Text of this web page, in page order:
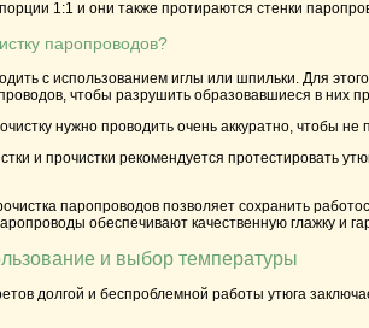
1:1 и они также протираются стенки
паропроводов?
с использованием иглы или шпильки. Для
чтобы разрушить образовавшиеся в них
нужно проводить очень аккуратно, чтобы
и прочистки рекомендуется протестировать
паропроводов позволяет сохранить
обеспечивают качественную глажку и
и выбор температуры
долгой и беспроблемной работы утюга